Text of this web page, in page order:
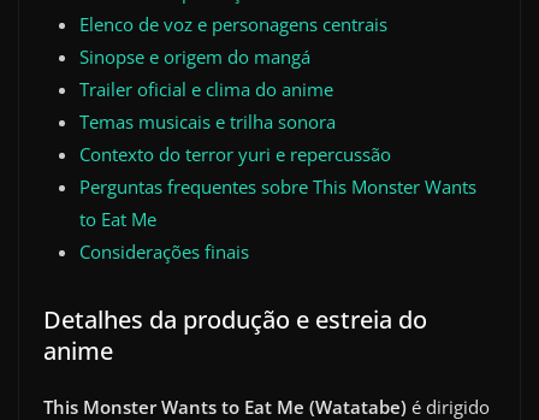
Elenco de voz e personagens centrais
Sinopse e origem do mangá
Trailer oficial e clima do anime
Temas musicais e trilha sonora
Contexto do terror yuri e repercussão
Perguntas frequentes sobre This Monster Wants
to Eat Me
Considerações finais
Detalhes da produção e estreia do
anime
This Monster Wants to Eat Me (Watatabe) é dirigido